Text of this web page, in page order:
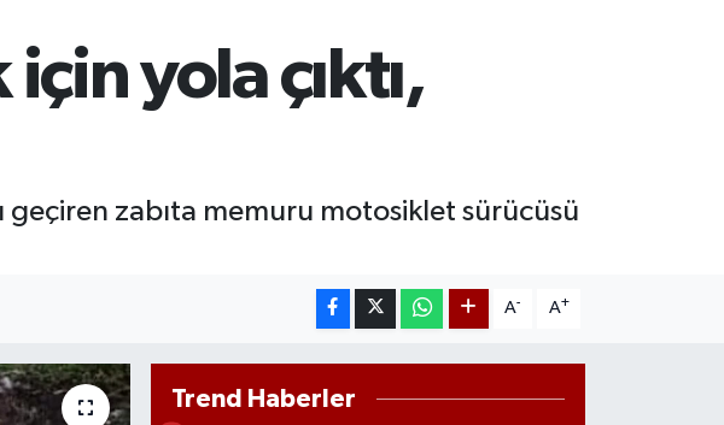
6574.81
%1.44
BİST100
13.799
yola çıktı,
zabıta memuru motosiklet sürücüsü
A- A+
Trend Haberler